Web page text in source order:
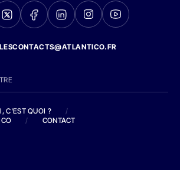
C'EST QUOI ?
/
/ CONTACT